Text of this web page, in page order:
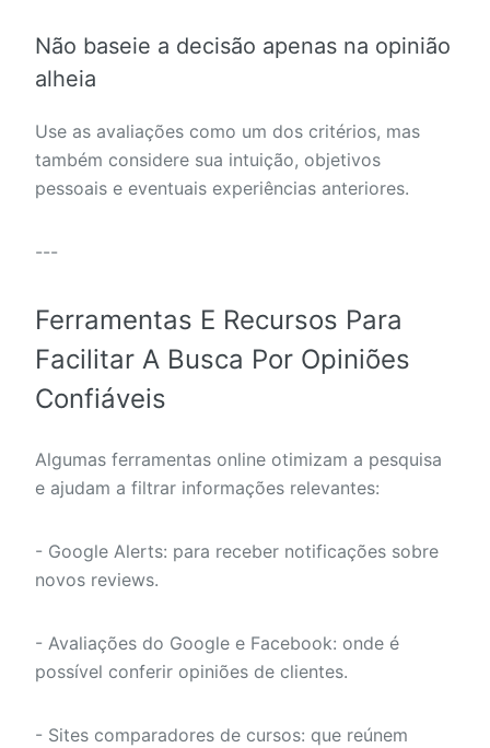
Não baseie a decisão apenas na opinião
alheia
Use as avaliações como um dos critérios, mas
também considere sua intuição, objetivos
pessoais e eventuais experiências anteriores.
---
Ferramentas E Recursos Para
Facilitar A Busca Por Opiniões
Confiáveis
Algumas ferramentas online otimizam a pesquisa
e ajudam a filtrar informações relevantes:
- Google Alerts: para receber notificações sobre
novos reviews.
- Avaliações do Google e Facebook: onde é
possível conferir opiniões de clientes.
- Sites comparadores de cursos: que reúnem